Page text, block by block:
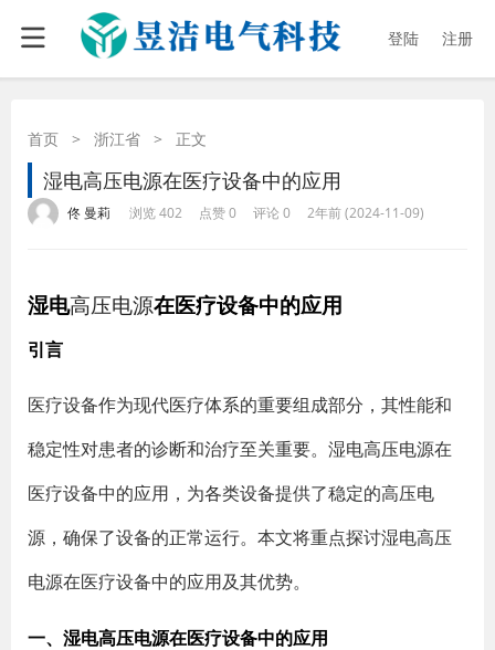
登陆 注册
首页 > 浙江省 > 正文
湿电高压电源在医疗设备中的应用
佟 曼莉 浏览 402 点赞 0 评论 0 2年前 (2024-11-09)
湿电高压电源在医疗设备中的应用
引言
医疗设备作为现代医疗体系的重要组成部分，其性能和
稳定性对患者的诊断和治疗至关重要。湿电高压电源在
医疗设备中的应用，为各类设备提供了稳定的高压电
源，确保了设备的正常运行。本文将重点探讨湿电高压
电源在医疗设备中的应用及其优势。
一、湿电高压电源在医疗设备中的应用